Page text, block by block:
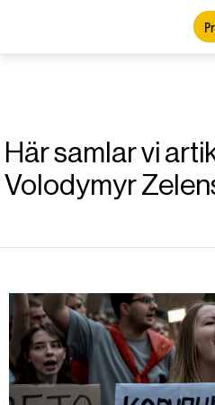
Här samlar vi
Volodymyr